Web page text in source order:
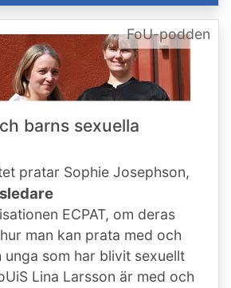
FoU-podden
barns sexuella
pratar Sophie Josephson,
ECPAT, om deras
man kan prata med och
unga som har blivit sexuellt
Lina Larsson är med och